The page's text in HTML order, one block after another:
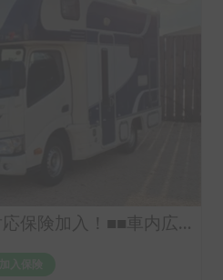
■■安心の自損事故対応保険加入！■■車内広々♪ 家庭用エアコン・FFヒーター付きで年中快適♪♪ コンビニ・スーパーにも駐車できます！ お子様が多いご家族や複数世帯、お友達利用にオススメ★ 普通運転免許でＯＫ♪ ●室内高１９１cm ◆ガソリンタンク８０ℓで遠出楽々！